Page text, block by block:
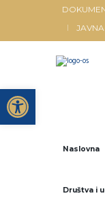
Naslovna
Društva i
Open toolbar